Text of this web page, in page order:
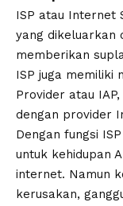
ISP atau Internet
yang dikeluarkan
memberikan
ISP juga memiliki
Provider atau
dengan provider
Dengan fungsi
untuk kehidupan
internet. Namun
kerusakan,